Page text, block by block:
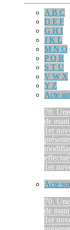
A B C
D E F
G H I
J K L
M N O
P Q R
S T U
V W X
Y Z
Acte
70.
de
1er
1er
Acte
70.
de
1er